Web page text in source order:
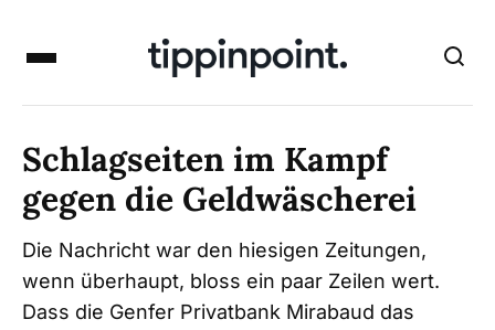
Schlagseiten im Kampf
gegen die Geldwäscherei
Die Nachricht war den hiesigen Zeitungen,
wenn überhaupt, bloss ein paar Zeilen wert.
Dass die Genfer Privatbank Mirabaud das